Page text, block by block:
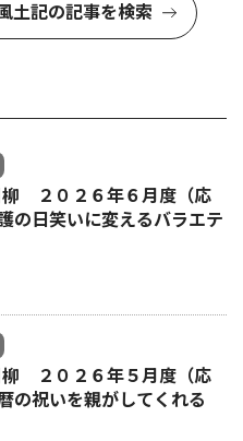
土記の記事を検索
柳 ２０２６年６月度（応
日笑いに変えるバラエテ
柳 ２０２６年５月度（応
祝いを親がしてくれる